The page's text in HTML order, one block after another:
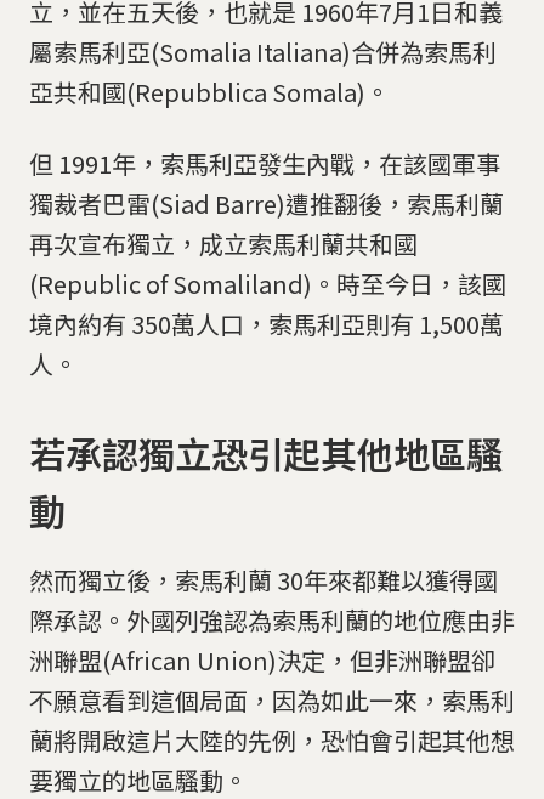
立，並在五天後，也就是 1960年7月1日和義
屬索馬利亞(Somalia Italiana)合併為索馬利
亞共和國(Repubblica Somala)。
但 1991年，索馬利亞發生內戰，在該國軍事
獨裁者巴雷(Siad Barre)遭推翻後，索馬利蘭
再次宣布獨立，成立索馬利蘭共和國
(Republic of Somaliland)。時至今日，該國
境內約有 350萬人口，索馬利亞則有 1,500萬
人。
若承認獨立恐引起其他地區騷
動
然而獨立後，索馬利蘭 30年來都難以獲得國
際承認。外國列強認為索馬利蘭的地位應由非
洲聯盟(African Union)決定，但非洲聯盟卻
不願意看到這個局面，因為如此一來，索馬利
蘭將開啟這片大陸的先例，恐怕會引起其他想
要獨立的地區騷動。